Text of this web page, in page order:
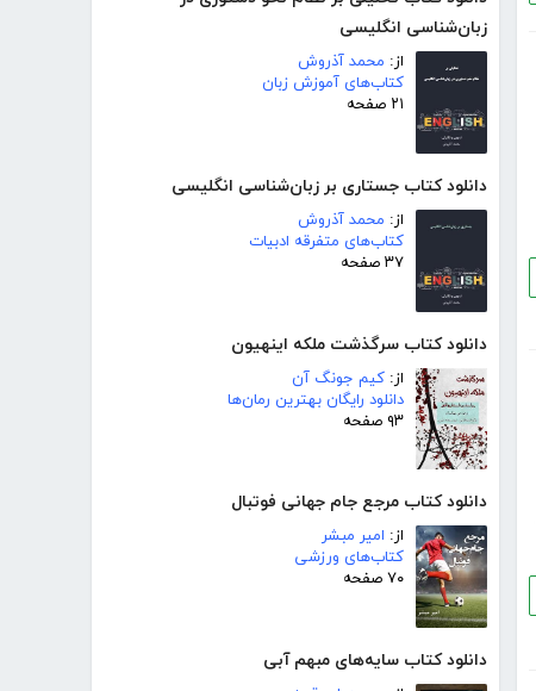
زبان‌شناسی انگلیسی
از: محمد آذروش
کتاب‌های آموزش زبان
۲۱ صفحه
دانلود کتاب جستاری بر زبان‌شناسی انگلیسی
از: محمد آذروش
کتاب‌های متفرقه ادبیات
۳۷ صفحه
دانلود کتاب سرگذشت ملکه اینهیون
از: کیم جونگ آن
دانلود رایگان بهترین رمان‌ها
۹۳ صفحه
دانلود کتاب مرجع جام جهانی فوتبال
از: امیر مبشر
کتاب‌های ورزشی
۷۰ صفحه
دانلود کتاب سایه‌های مبهم آبی